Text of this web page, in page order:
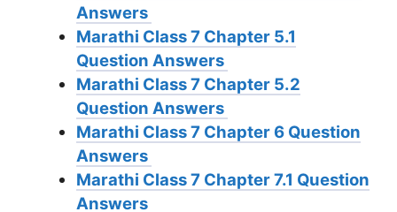
Answers
Marathi Class 7 Chapter 5.1
Question Answers
Marathi Class 7 Chapter 5.2
Question Answers
Marathi Class 7 Chapter 6 Question
Answers
Marathi Class 7 Chapter 7.1 Question
Answers